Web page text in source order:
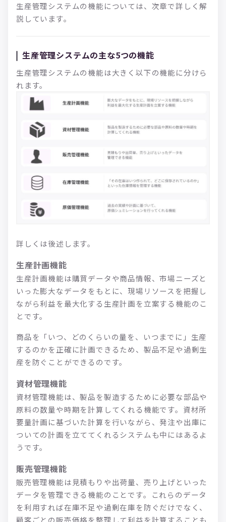
生産管理システムの機能については、次章で詳しく解
説しています。
生産管理システムの主な5つの機能
生産管理システムの機能は大きく以下の機能に分けら
れます。
詳しくは後述します。
生産計画機能
生産計画機能は購買データや商品情報、市場ニーズと
いった膨大なデータをもとに、現場リソースを把握し
ながら利益を最大化する生産計画を立案する機能のこ
とです。
商品を「いつ、どのくらいの量を、いつまでに」生産
するのかを正確に計画できるため、製品不足や過剰生
産を防ぐことができるのです。
資材管理機能
資材管理機能は、製品を製造するために必要な部品や
原料の数量や時期を計算してくれる機能です。資材所
要量計画に基づいた計算を行いながら、発注や出庫に
ついての計画を立ててくれるシステムも中にはあるよ
うです。
販売管理機能
販売管理機能は見積もりや出荷量、売り上げといった
データを管理できる機能のことです。これらのデータ
を利用すれば在庫不足や過剰在庫を防ぐだけでなく、
顧客ごとの販売価格を整理して利益を計算することも